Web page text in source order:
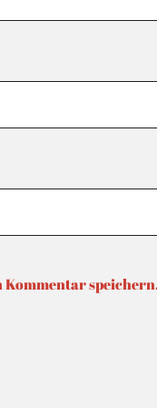
Kommentar